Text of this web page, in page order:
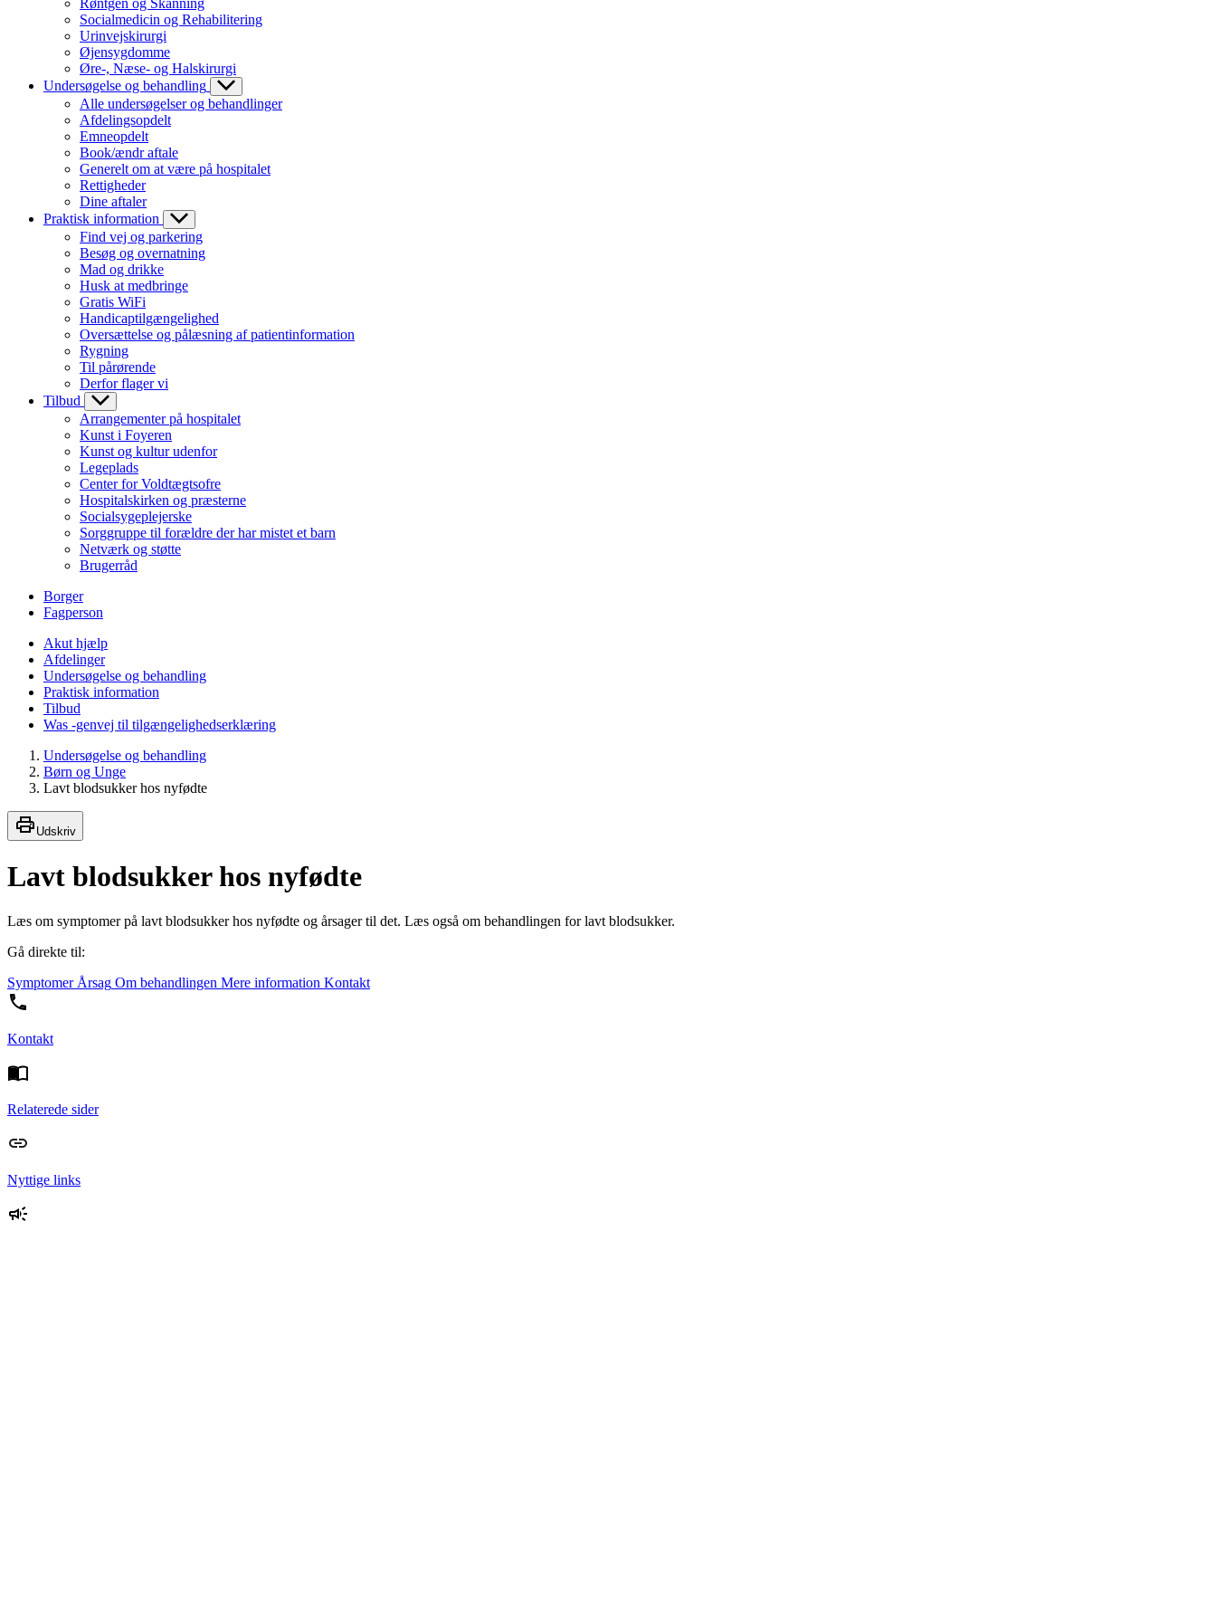
Røntgen og Skanning
Socialmedicin og Rehabilitering
Urinvejskirurgi
Øjensygdomme
Øre-, Næse- og Halskirurgi
Undersøgelse og behandling
Alle undersøgelser og behandlinger
Afdelingsopdelt
Emneopdelt
Book/ændr aftale
Generelt om at være på hospitalet
Rettigheder
Dine aftaler
Praktisk information
Find vej og parkering
Besøg og overnatning
Mad og drikke
Husk at medbringe
Gratis WiFi
Handicaptilgængelighed
Oversættelse og pålæsning af patientinformation
Rygning
Til pårørende
Derfor flager vi
Tilbud
Arrangementer på hospitalet
Kunst i Foyeren
Kunst og kultur udenfor
Legeplads
Center for Voldtægtsofre
Hospitalskirken og præsterne
Socialsygeplejerske
Sorggruppe til forældre der har mistet et barn
Netværk og støtte
Brugerråd
Borger
Fagperson
Akut hjælp
Afdelinger
Undersøgelse og behandling
Praktisk information
Tilbud
Was -genvej til tilgængelighedserklæring
Undersøgelse og behandling
Børn og Unge
Lavt blodsukker hos nyfødte
Udskriv
Lavt blodsukker hos nyfødte
Læs om symptomer på lavt blodsukker hos nyfødte og årsager til det. Læs også om behandlingen for lavt blodsukker.
Gå direkte til:
SymptomerÅrsag Om behandlingen Mere information Kontakt
Kontakt
Relaterede sider
Nyttige links